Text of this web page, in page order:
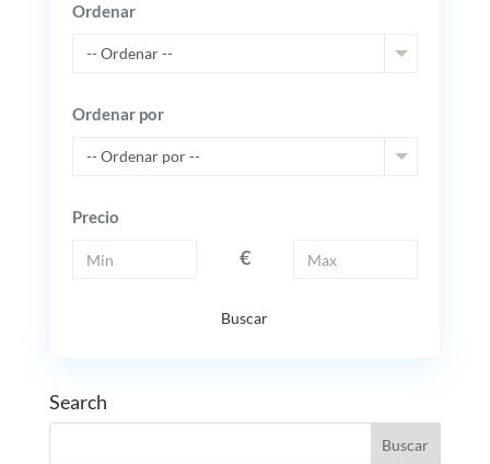
Ordenar
-- Ordenar --
Ordenar por
-- Ordenar por --
Precio
€
Buscar
Search